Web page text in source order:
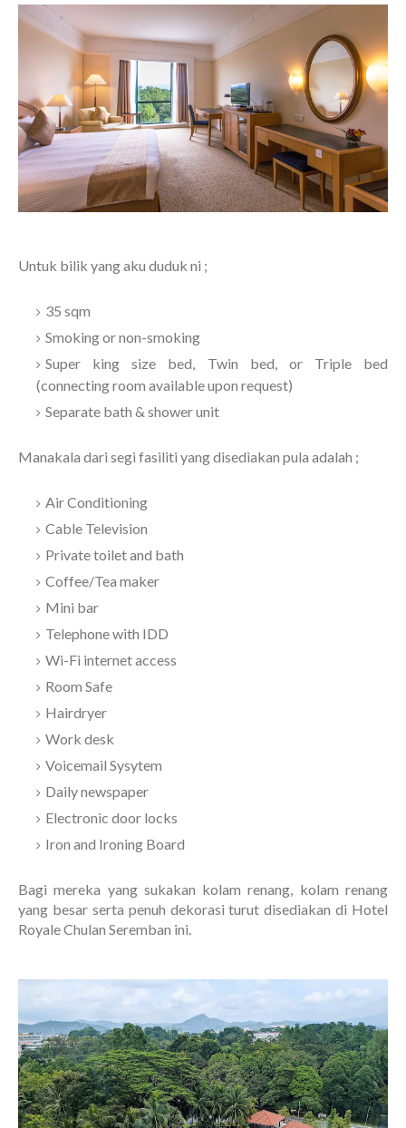
Untuk bilik yang aku duduk ni ;
35 sqm
Smoking or non-smoking
Super king size bed, Twin bed, or Triple bed
(connecting room available upon request)
Separate bath & shower unit
Manakala dari segi fasiliti yang disediakan pula adalah ;
Air Conditioning
Cable Television
Private toilet and bath
Coffee/Tea maker
Mini bar
Telephone with IDD
Wi-Fi internet access
Room Safe
Hairdryer
Work desk
Voicemail Sysytem
Daily newspaper
Electronic door locks
Iron and Ironing Board
Bagi mereka yang sukakan kolam renang, kolam renang
yang besar serta penuh dekorasi turut disediakan di Hotel
Royale Chulan Seremban ini.